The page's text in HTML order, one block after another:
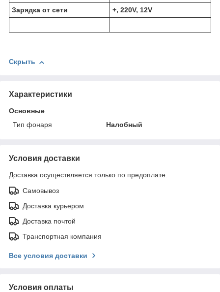
Зарядка от сети
+, 220V, 12V
Скрыть
Характеристики
Основные
Тип фонаря
Налобный
Условия доставки
Доставка осуществляется только по предоплате.
Самовывоз
Доставка курьером
Доставка почтой
Транспортная компания
Все условия доставки
Условия оплаты